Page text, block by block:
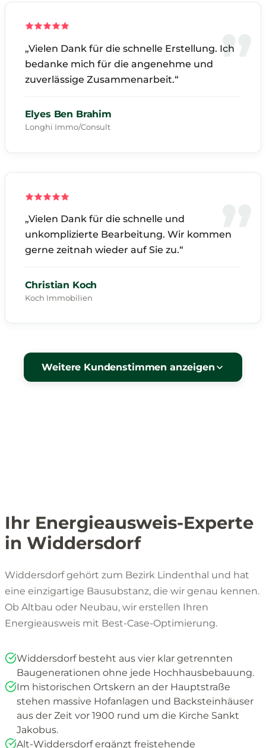
„Vielen Dank für die schnelle Erstellung. Ich
bedanke mich für die angenehme und
zuverlässige Zusammenarbeit.“
Elyes Ben Brahim
Longhi Immo/Consult
„Vielen Dank für die schnelle und
unkomplizierte Bearbeitung. Wir kommen
gerne zeitnah wieder auf Sie zu.“
Christian Koch
Koch Immobilien
Weitere Kundenstimmen anzeigen
Ihr Energieausweis-Experte
in Widdersdorf
Widdersdorf gehört zum Bezirk Lindenthal und hat
eine einzigartige Bausubstanz, die wir genau kennen.
Ob Altbau oder Neubau, wir erstellen Ihren
Energieausweis mit Best-Case-Optimierung.
Widdersdorf besteht aus vier klar getrennten
Baugenerationen ohne jede Hochhausbebauung.
Im historischen Ortskern an der Hauptstraße
stehen massive Hofanlagen und Backsteinhäuser
aus der Zeit vor 1900 rund um die Kirche Sankt
Jakobus.
Alt-Widdersdorf ergänzt freistehende